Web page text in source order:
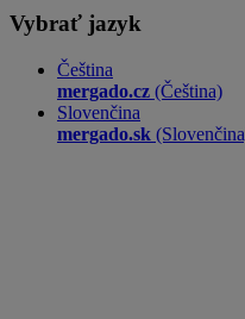
Vybrať jazyk
Čeština
mergado.cz (Čeština)
Slovenčina
mergado.sk